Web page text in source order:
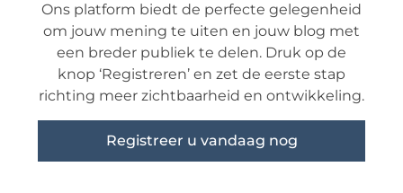
Ons platform biedt de perfecte gelegenheid
om jouw mening te uiten en jouw blog met
een breder publiek te delen. Druk op de
knop ‘Registreren’ en zet de eerste stap
richting meer zichtbaarheid en ontwikkeling.
Registreer u vandaag nog